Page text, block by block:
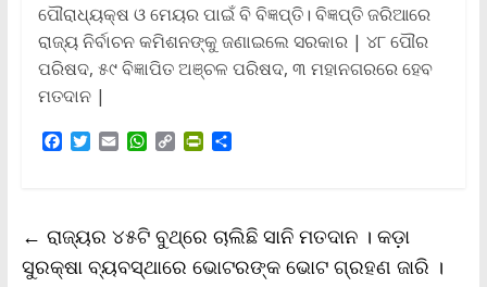
ପୌରାଧ୍ୟକ୍ଷ ଓ ମେୟର ପାଇଁ ବି ବିଜ୍ଞପ୍ତି। ବିଜ୍ଞପ୍ତି ଜରିଆରେ
ରାଜ୍ୟ ନିର୍ବାଚନ କମିଶନଙ୍କୁ ଜଣାଇଲେ ସରକାର | ୪୮ ପୌର
ପରିଷଦ, ୫୯ ବିଜ୍ଞାପିତ ଅଞ୍ଚଳ ପରିଷଦ, ୩ ମହାନଗରରେ ହେବ
ମତଦାନ |
F
o
o
k
T
e
r
E
W
A
p
p
C
i
n
k
P
F
r
i
S
← ରାଜ୍ୟର ୪୫ଟି ବୁଥ୍‌ରେ ଚାଲିଛି ସାନି ମତଦାନ । କଡ଼ା
ସୁରକ୍ଷା ବ୍ୟବସ୍ଥାରେ ଭୋଟରଙ୍କ ଭୋଟ ଗ୍ରହଣ ଜାରି ।